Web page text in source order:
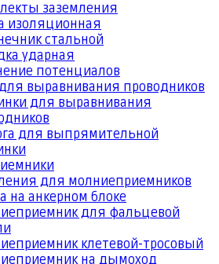
заземления
изоляционная
стальной
ударная
потенциалов
выравнивания проводников
для выравнивания
для выпрямительной
для молниеприемников
на анкерном блоке
для фальцевой
клетевой-тросовый
на дымоход